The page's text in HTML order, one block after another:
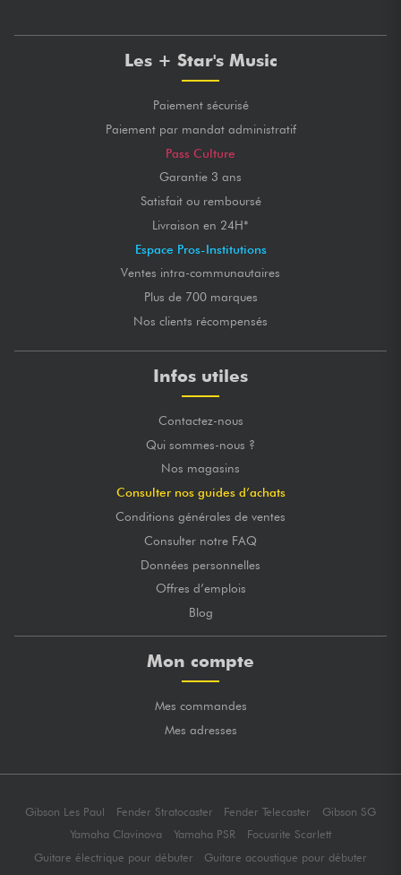
Les + Star's Music
Paiement sécurisé
Paiement par mandat administratif
Pass Culture
Garantie 3 ans
Satisfait ou remboursé
Livraison en 24H*
Espace Pros-Institutions
Ventes intra-communautaires
Plus de 700 marques
Nos clients récompensés
Infos utiles
Contactez-nous
Qui sommes-nous ?
Nos magasins
Consulter nos guides d’achats
Conditions générales de ventes
Consulter notre FAQ
Données personnelles
Offres d’emplois
Blog
Mon compte
Mes commandes
Mes adresses
Gibson Les Paul Fender Stratocaster Fender Telecaster
Gibson SG
Yamaha Clavinova
Yamaha PSR
Focusrite Scarlett
Guitare électrique pour débuter
Guitare acoustique pour débuter